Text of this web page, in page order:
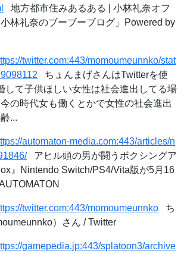
地方都市住みあるある | 小林礼奈オフ
林礼奈のブーブーブログ」Powered by
twitter.com:443/momoumeunnko/stat
ちょんまげさんはTwitterを使
して子供ほしい女性は社会進出してる場
の時代女も働くとかで女性の社会進出
...
automaton-media.com:443/articles/n
アヒル頭の男が闘うボクシングア
』Nintendo Switch/PS4/Vita版が5月16
twitter.com:443/momoumeunnko ち
）さん / Twitter
gamepedia.jp:443/splatoon3/archive